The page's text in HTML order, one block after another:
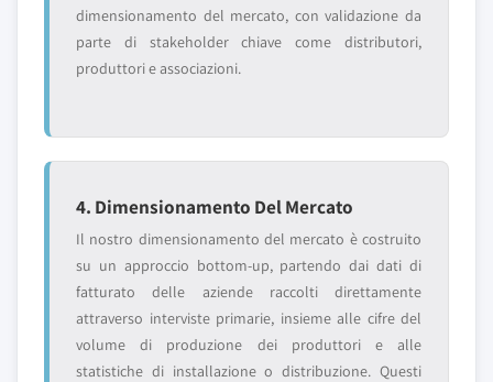
dimensionamento del mercato, con validazione da
parte di stakeholder chiave come distributori,
produttori e associazioni.
4. Dimensionamento Del Mercato
Il nostro dimensionamento del mercato è costruito
su un approccio bottom-up, partendo dai dati di
fatturato delle aziende raccolti direttamente
attraverso interviste primarie, insieme alle cifre del
volume di produzione dei produttori e alle
statistiche di installazione o distribuzione. Questi